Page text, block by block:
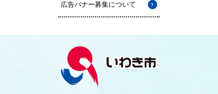
広告バナー募集について